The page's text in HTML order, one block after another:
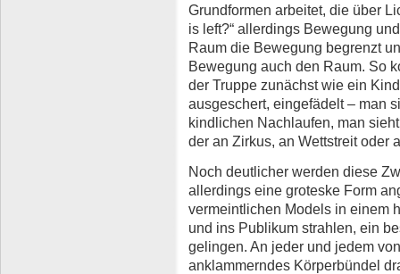
Grundformen arbeitet, die über
is left?“ allerdings Bewegung
Raum die Bewegung begrenzt
Bewegung auch den Raum. So
der Truppe zunächst wie ein
ausgeschert, eingefädelt – man
kindlichen Nachlaufen, man
der an Zirkus, an Wettstreit oder
Noch deutlicher werden diese
allerdings eine groteske Form
vermeintlichen Models in einem
und ins Publikum strahlen, ein
gelingen. An jeder und jedem
anklammerndes Körperbündel